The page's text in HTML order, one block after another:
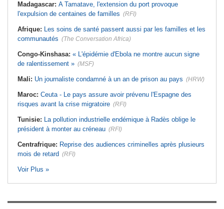
Madagascar: A Tamatave, l'extension du port provoque
l'expulsion de centaines de familles (RFI)
Afrique: Les soins de santé passent aussi par les familles et les
communautés (The Conversation Africa)
Congo-Kinshasa: « L'épidémie d'Ebola ne montre aucun signe
de ralentissement » (MSF)
Mali: Un journaliste condamné à un an de prison au pays (HRW)
Maroc: Ceuta - Le pays assure avoir prévenu l'Espagne des
risques avant la crise migratoire (RFI)
Tunisie: La pollution industrielle endémique à Radès oblige le
président à monter au créneau (RFI)
Centrafrique: Reprise des audiences criminelles après plusieurs
mois de retard (RFI)
Voir Plus »